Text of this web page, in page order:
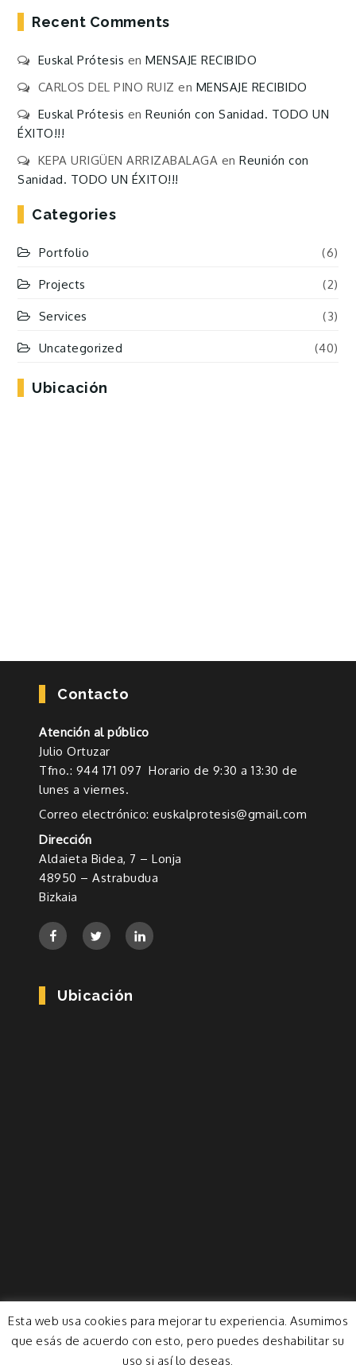
Recent Comments
Euskal Prótesis enMENSAJE RECIBIDO
CARLOS DEL PINO RUIZ en MENSAJE RECIBIDO
Euskal Prótesis enReunión con Sanidad. TODO UN
ÉXITO!!!
KEPA URIGÜEN ARRIZABALAGA enReunión con
Sanidad. TODO UN ÉXITO!!!
Categories
Portfolio (6)
Projects (2)
Services (3)
Uncategorized (40)
Ubicación
Contacto
Atención al público
Julio Ortuzar
Tfno.: 944 171 097 Horario de 9:30 a 13:30 de
lunes a viernes.
Correo electrónico: euskalprotesis@gmail.com
Dirección
Aldaieta Bidea, 7 – Lonja
48950 – Astrabudua
Bizkaia
Ubicación
Esta web usa cookies para mejorar tu experiencia. Asumimos
que esás de acuerdo con esto, pero puedes deshabilitar su
uso si así lo deseas.